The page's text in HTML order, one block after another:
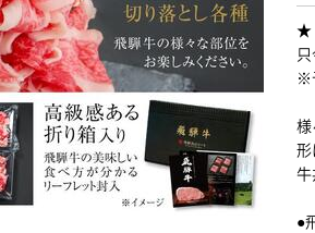
★
※
様
●